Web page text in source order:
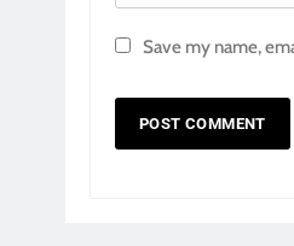
Save my name,